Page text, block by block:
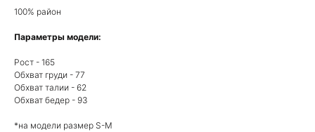
100% район
Параметры модели:
Рост - 165
Обхват груди - 77
Обхват талии - 62
Обхват бедер - 93
*на модели размер S-М